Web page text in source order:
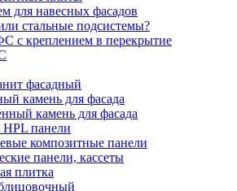
для навесных фасадов
стальные подсистемы?
с креплением в перекрытие
фасадный
камень для фасада
камень для фасада
панели
композитные панели
панели, кассеты
плитка